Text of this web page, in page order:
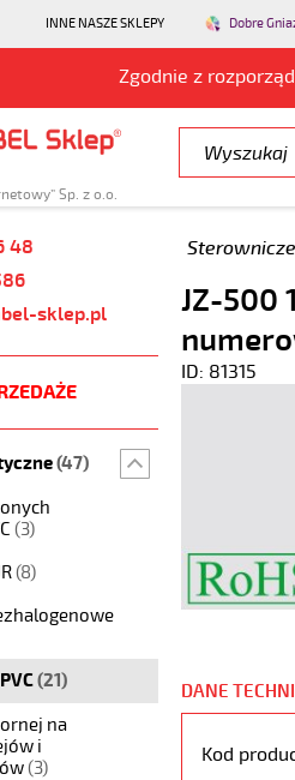
INNE NASZE SKLEPY Dobre
Zgodnie z
Sp. z o.o.
48
sklep.pl
(47)
(3)
(8)
(21)
na
i
(3)
JZ-500
ID: 81315
DANE
Kod